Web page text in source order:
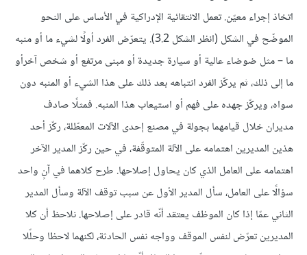
اتخاذ إجراء معيّن. تعمل الانتقائية الإدراكية في الأساس على النحو
الموضّح في الشكل (انظر الشكل 3.2). يتعرّض الفرد أولًا لشيء ما أو منبه
ما – مثل ضوضاء عالية أو سيارة جديدة أو مبنى مرتفع أو شخص آخرأو
ما إلى ذلك، ثم يركّز الفرد انتباهه بعد ذلك على هذا الشيء أو المنبه دون
سواه، ويركّز جهده على فهم أو استيعاب هذا المنبه. فمثلًا صادف
مديران خلال قيامهما بجولة في مصنع إحدى الآلات المعطّلة، ركّز أحد
هذين المديرين اهتمامه على الآلة المتوقّفة، في حين ركّز المدير الآخر
اهتمامه على العامل الذي كان يحاول إصلاحها. طرح كلاهما في آنٍ واحد
سؤالًا على العامل، سأل المدير الأول عن سبب توقف الآلة وسأل المدير
الثاني عمّا إذا كان الموظف يعتقد أنّه قادر على إصلاحها. نلاحظ أن كلا
المديرين تعرّض لنفس الموقف وواجه نفس الحادثة، لكنهما لاحظا وحلّلا